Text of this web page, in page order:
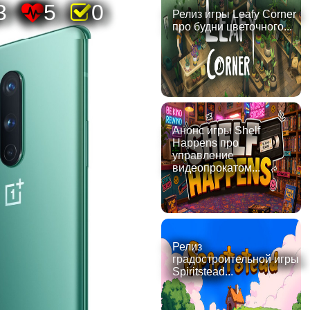
5 0
Релиз игры Leafy Corner
про будни цветочного...
Анонс игры Shelf
Happens про
управление
видеопрокатом...
Релиз
градостроительной игры
Spiritstead...